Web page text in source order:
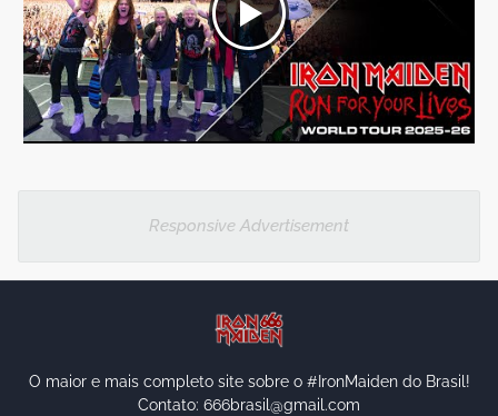
Responsive Advertisement
O maior e mais completo site sobre o #IronMaiden do Brasil!
Contato: 666brasil@gmail.com